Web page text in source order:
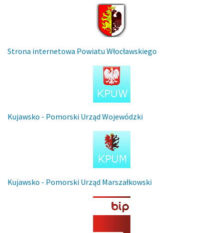
Strona internetowa Powiatu Włocławskiego
Kujawsko - Pomorski Urząd Wojewódzki
Kujawsko - Pomorski Urząd Marszałkowski